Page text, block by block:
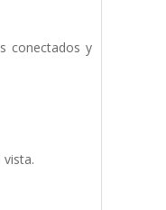
conectados y